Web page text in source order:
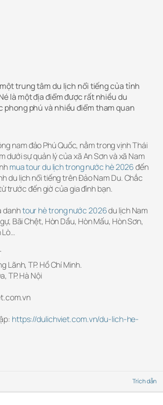
trung tâm du lịch nổi tiếng của tỉnh
là một địa điểm được rất nhiều du
phú và nhiều điểm tham quan
nam đảo Phú Quốc, nằm trong vịnh Thái
dưới sự quản lý của xã An Sơn và xã Nam
mua tour du lịch trong nước hè 2026đến
du lịch nổi tiếng trên Đảo Nam Du. Chắc
trước đến giờ của gia đình bạn.
danhtour hè trong nước 2026du lịch Nam
Bãi Chệt, Hòn Dầu, Hòn Mấu, Hòn Sơn,
Lò…
Lãnh, TP. Hồ Chí Minh.
TP. Hà Nội
https://dulichviet.com.vn/du-lich-he-
Trích dẫn